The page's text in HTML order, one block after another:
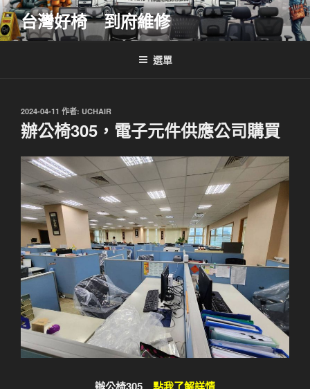
跳
至
主
台灣好椅 到府維修
選單
發
佈
於
2024-04-11 作者: UCHAIR
辦公椅305，電子元件供應公司購買